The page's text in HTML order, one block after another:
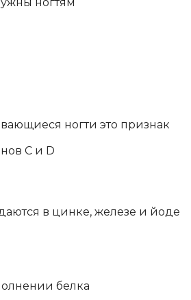
ногтям
ногти это признак
C и D
в цинке, железе и йоде
белка